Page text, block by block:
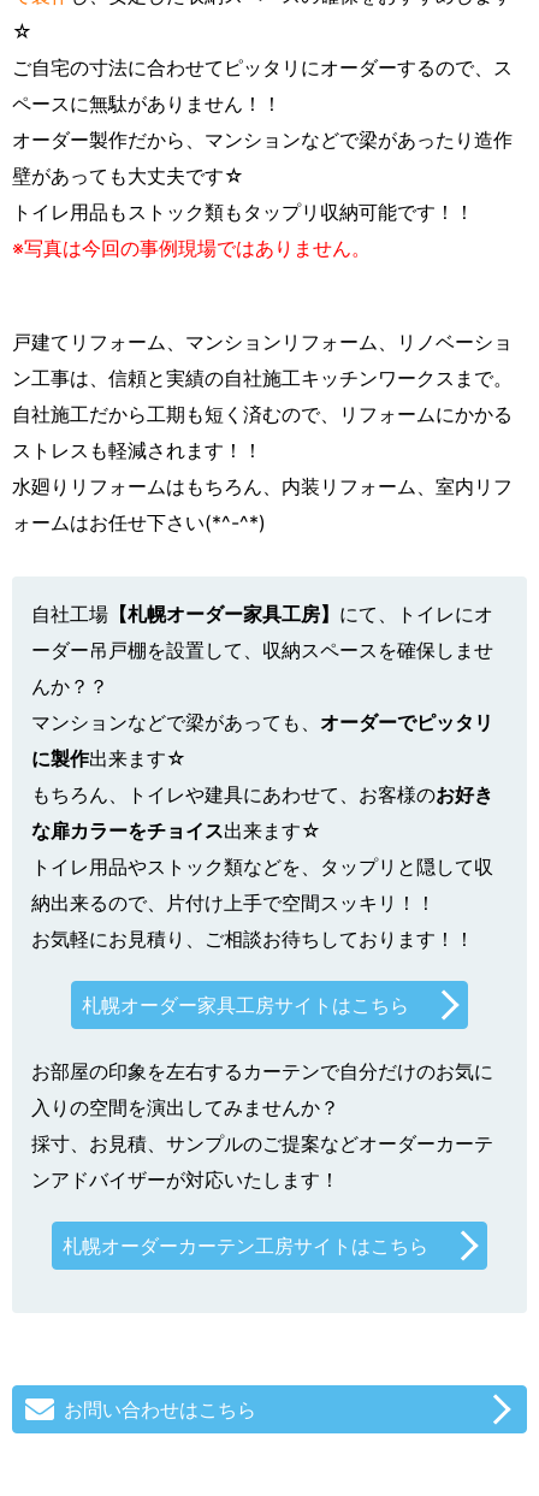
☆
ご自宅の寸法に合わせてピッタリにオーダーするので、ス
ペースに無駄がありません！！
オーダー製作だから、マンションなどで梁があったり造作
壁があっても大丈夫です☆
トイレ用品もストック類もタップリ収納可能です！！
※写真は今回の事例現場ではありません。
戸建てリフォーム、マンションリフォーム、リノベーショ
ン工事は、信頼と実績の自社施工キッチンワークスまで。
自社施工だから工期も短く済むので、リフォームにかかる
ストレスも軽減されます！！
水廻りリフォームはもちろん、内装リフォーム、室内リフ
ォームはお任せ下さい(*^-^*)
自社工場 【札幌オーダー家具工房】 にて、トイレにオ
ーダー吊戸棚を設置して、収納スペースを確保しませ
んか？？
マンションなどで梁があっても、 オーダーでピッタリ
に製作出来ます☆
もちろん、トイレや建具にあわせて、お客様のお好き
な扉カラーをチョイス出来ます☆
トイレ用品やストック類などを、タップリと隠して収
納出来るので、片付け上手で空間スッキリ！！
お気軽にお見積り、ご相談お待ちしております！！
札幌オーダー家具工房サイトはこちら
お部屋の印象を左右するカーテンで自分だけのお気に
入りの空間を演出してみませんか？
採寸、お見積、サンプルのご提案などオーダーカーテ
ンアドバイザーが対応いたします！
札幌オーダーカーテン工房サイトはこちら
お問い合わせはこちら